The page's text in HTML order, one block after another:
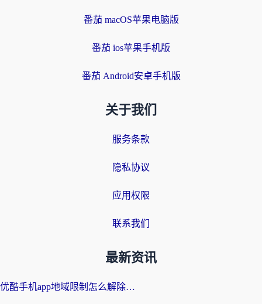
番茄 macOS苹果电脑版
番茄 ios苹果手机版
番茄 Android安卓手机版
关于我们
服务条款
隐私协议
应用权限
联系我们
最新资讯
优酷手机app地域限制怎么解除？海外党亲测有效的追剧方案